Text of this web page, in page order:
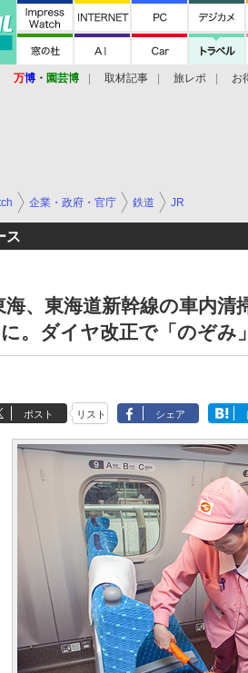
万博 ・ 園芸博 取材記事 旅レポ お
企業・政府・官庁 鉄道 JR
ス
海、東海道新幹線の車内清
。ダイヤ改正で「のぞみ
ポスト リスト シェア